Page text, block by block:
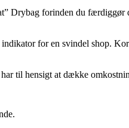
Drybag forinden du færdiggør
for en svindel shop.
til hensigt at dække